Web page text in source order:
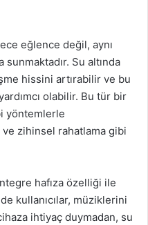
eğlence değil, aynı
sunmaktadır. Su altında
hissini artırabilir ve bu
olabilir. Bu tür bir
yöntemlerle
zihinsel rahatlama gibi
hafıza özelliği ile
kullanıcılar, müziklerini
ihtiyaç duymadan, su